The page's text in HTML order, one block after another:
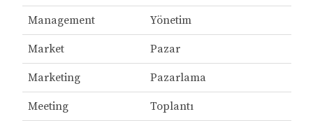
Management Yönetim
Market Pazar
Marketing Pazarlama
Meeting Toplantı